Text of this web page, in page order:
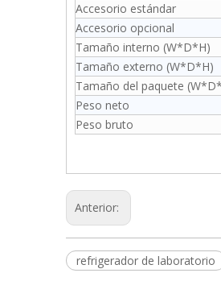
Accesorio estándar
Accesorio opcional
Tamaño interno (W*D*H)
Tamaño externo (W*D*H)
Tamaño del paquete
Peso neto
Peso bruto
Anterior:
refrigerador de laboratorio